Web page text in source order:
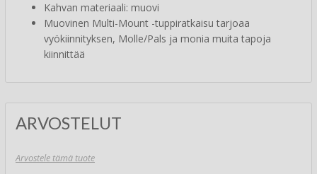
Kahvan materiaali: muovi
Muovinen Multi-Mount -tuppiratkaisu tarjoaa
vyökiinnityksen, Molle/Pals ja monia muita tapoja
kiinnittää
ARVOSTELUT
Arvostele tämä tuote